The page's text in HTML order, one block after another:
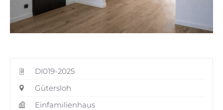
DI019-2025
Gütersloh
Einfamilienhaus